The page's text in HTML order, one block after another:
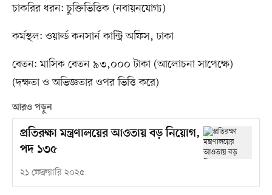
চাকরির ধরন: চুক্তিভিত্তিক (নবায়নযোগ্য)
কর্মস্থল: ওয়ার্ল্ড কনসার্ন কান্ট্রি অফিস, ঢাকা
বেতন: মাসিক বেতন ৯৩,০০০ টাকা (আলোচনা সাপেক্ষে)
(দক্ষতা ও অভিজ্ঞতার ওপর ভিত্তি করে)
আরও পড়ুন
প্রতিরক্ষা মন্ত্রণালয়ের আওতায় বড় নিয়োগ,
পদ ১৩৫
২১ ফেব্রুয়ারি ২০২৫